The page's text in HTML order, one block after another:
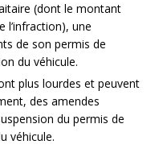
(dont le montant
l’infraction), une
de son permis de
du véhicule.
plus lourdes et peuvent
des amendes
du permis de
véhicule.